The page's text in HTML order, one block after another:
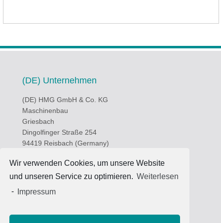
Wir verwenden Cookies, um unsere Website
und unseren Service zu optimieren. Weiterlesen
-
Impressum
(DE) Unternehmen
(DE) HMG GmbH & Co. KG
Maschinenbau
Griesbach
Dingolfinger Straße 254
94419 Reisbach (Germany)
(DE) Produkte